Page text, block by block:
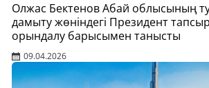
Олжас Бектенов Абай облысының
дамыту жөніндегі Президент
орындалу барысымен танысты
09.04.2026